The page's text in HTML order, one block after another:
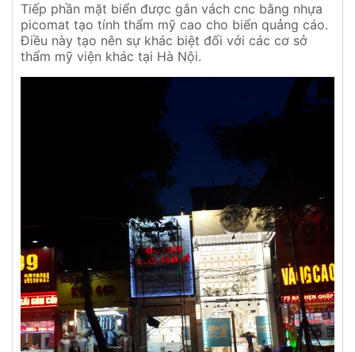
Tiếp phần mặt biển được gắn vách cnc bằng nhựa
picomat tạo tính thẩm mỹ cao cho biển quảng cáo.
Điều này tạo nên sự khác biệt đối với các cơ sở
thẩm mỹ viện khác tại Hà Nội.